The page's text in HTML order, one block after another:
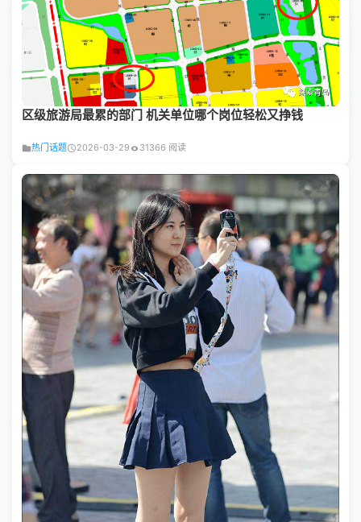
区级旅游局最累的部门 机关单位哪个岗位轻松又挣钱
热门话题 2026-03-29 31366 阅读